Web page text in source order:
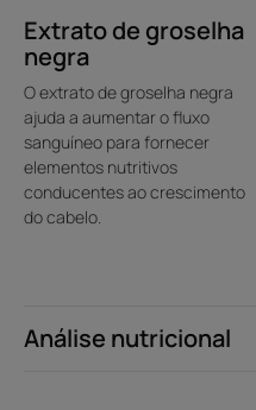
Análise nutricional
Extrato de groselha
negra
O extrato de groselha negra
ajuda a aumentar o fluxo
sanguíneo para fornecer
elementos nutritivos
conducentes ao crescimento
do cabelo.